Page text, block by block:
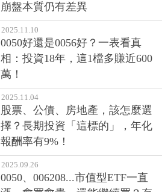
崩盤本質仍有差異
2025.11.10
0050好還是0056好？一表看真
相：投資18年，這1檔多賺近600
萬！
2025.11.04
股票、公債、房地產，該怎麼選
擇？長期投資「這標的」，年化
報酬率有9%！
2025.09.26
0050、006208...市值型ETF一直